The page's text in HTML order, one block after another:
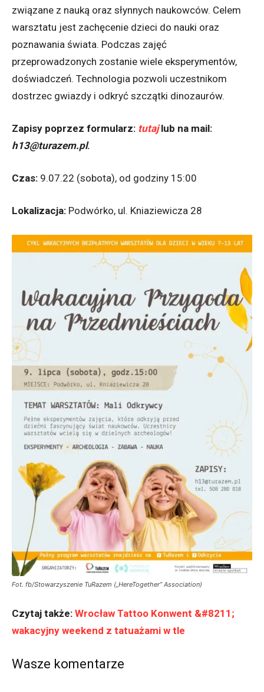
związane z nauką oraz słynnych naukowców. Celem
warsztatu jest zachęcenie dzieci do nauki oraz
poznawania świata. Podczas zajęć
przeprowadzonych zostanie wiele eksperymentów,
doświadczeń. Technologia pozwoli uczestnikom
dostrzec gwiazdy i odkryć szczątki dinozaurów.
Zapisy poprzez formularz: tutaj lub na mail:
h13@turazem.pl.
Czas: 9.07.22 (sobota), od godziny 15:00
Lokalizacja: Podwórko, ul. Kniaziewicza 28
Fot. fb/Stowarzyszenie TuRazem („HereTogether” Association)
Czytaj także: Wrocław Tattoo Konwent &#8211;
wakacyjny weekend z tatuażami w tle
Wasze komentarze